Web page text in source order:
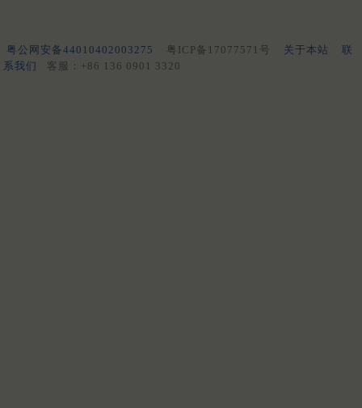
粤公网安备44010402003275 粤ICP备17077571号 关于本站
联
系我们
客服：+86 136 0901 3320